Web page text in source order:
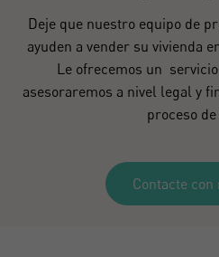
Deje que nuestro equipo de
ayuden a vender su vivienda
Le ofrecemos un
asesoraremos a nivel legal y
proceso de
Contacte con